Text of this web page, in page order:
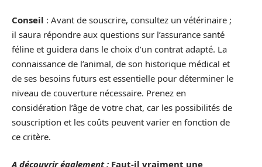
Conseil : Avant de souscrire, consultez un vétérinaire ;
il saura répondre aux questions sur l’assurance santé
féline et guidera dans le choix d’un contrat adapté. La
connaissance de l’animal, de son historique médical et
de ses besoins futurs est essentielle pour déterminer le
niveau de couverture nécessaire. Prenez en
considération l’âge de votre chat, car les possibilités de
souscription et les coûts peuvent varier en fonction de
ce critère.
A découvrir également : Faut-il vraiment une